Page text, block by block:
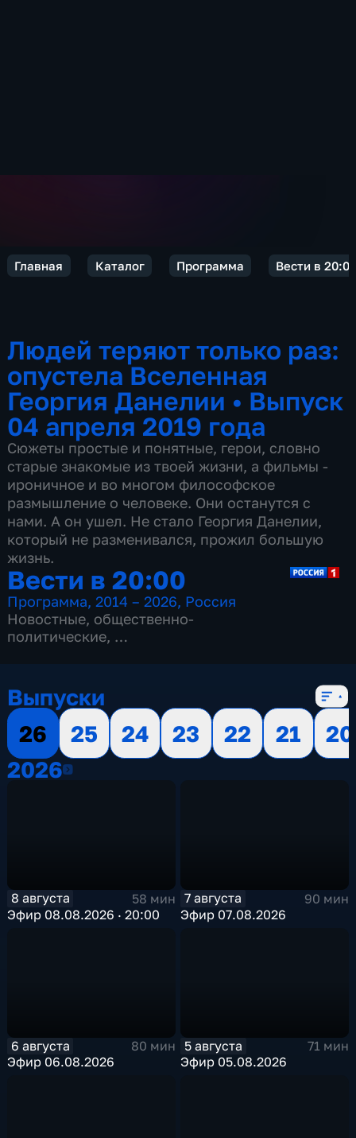
Главная Каталог Программа Вести в 20:00
Людей теряют только раз:
опустела Вселенная
Георгия Данелии • Выпуск
04 апреля 2019 года
Сюжеты простые и понятные, герои, словно
старые знакомые из твоей жизни, а фильмы -
ироничное и во многом философское
размышление о человеке. Они останутся с
нами. А он ушел. Не стало Георгия Данелии,
который не разменивался, прожил большую
жизнь.
Вести в 20:00
Программа,2014 – 2026, Россия
Новостные, общественно-
политические,
Выпуски
26
25 24 23 22 21
20
20262026
8 августа
58 мин
Эфир 08.08.2026 · 20:00
7 августа
90 мин
Эфир 07.08.2026
6 августа
80 мин
Эфир 06.08.2026
5 августа
71 мин
Эфир 05.08.2026